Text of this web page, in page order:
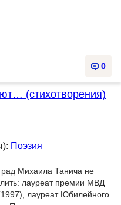
0
(стихотворения)
Поэзия
Михаила Танича не
лауреат премии МВД
лауреат Юбилейного